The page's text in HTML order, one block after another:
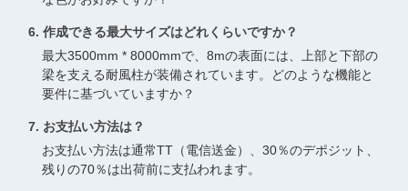
6. 作成できる最大サイズはどれくらいですか？
最大3500mm * 8000mmで、8mの表面には、上部と下部の
梁を支える耐風柱が装備されています。どのような機能と
要件に基づいていますか？
7. お支払い方法は？
お支払い方法は通常TT（電信送金）、30％のデポジット、
残りの70％は出荷前に支払われます。